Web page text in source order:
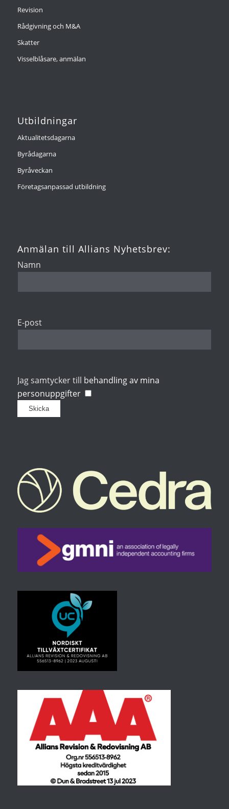
Revision
Rådgivning och M&A
Skatter
Visselblåsare, anmälan
Utbildningar
Aktualitetsdagarna
Byrådagarna
Byråveckan
Företagsanpassad utbildning
Anmälan till Allians Nyhetsbrev:
Namn
E-post
Jag samtycker till behandling av mina
personuppgifter